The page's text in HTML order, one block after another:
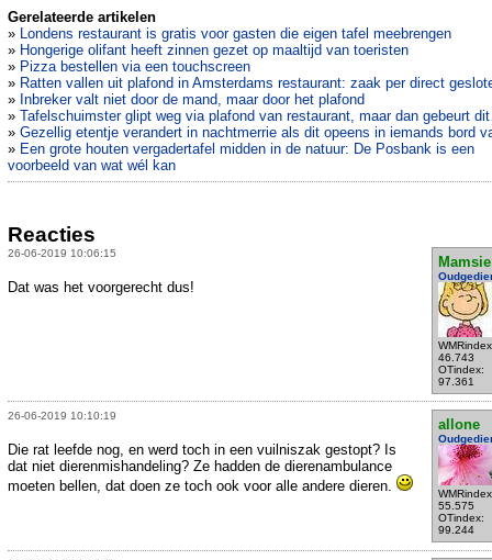
Gerelateerde artikelen
» Londens restaurant is gratis voor gasten die eigen tafel meebrengen
» Hongerige olifant heeft zinnen gezet op maaltijd van toeristen
» Pizza bestellen via een touchscreen
» Ratten vallen uit plafond in Amsterdams restaurant: zaak per direct
» Inbreker valt niet door de mand, maar door het plafond
» Tafelschuimster glipt weg via plafond van restaurant, maar dan gebeurt
» Gezellig etentje verandert in nachtmerrie als dit opeens in iemands bord
» Een grote houten vergadertafel midden in de natuur: De Posbank is een
voorbeeld van wat wél kan
Reacties
26-06-2019 10:06:15
Mamsie
46.743
OTindex:
97.361
Dat was het voorgerecht dus!
26-06-2019 10:10:19
allone
55.575
OTindex:
99.244
Die rat leefde nog, en werd toch in een vuilniszak gestopt? Is
dat niet dierenmishandeling? Ze hadden de dierenambulance
moeten bellen, dat doen ze toch ook voor alle andere dieren.